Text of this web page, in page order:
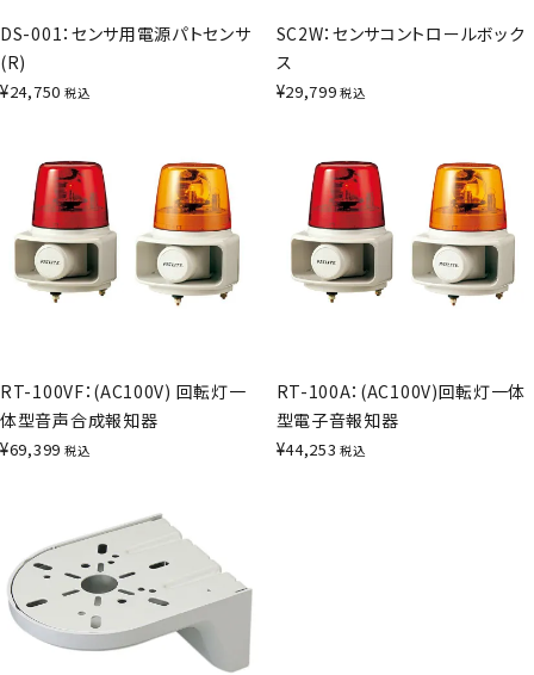
DS-001：センサ用電源パトセンサ
(R)
¥24,750 税込
SC2W：センサコントロールボック
ス
¥29,799 税込
RT-100VF：(AC100V) 回転灯一
体型音声合成報知器
¥69,399 税込
RT-100A：(AC100V)回転灯一体
型電子音報知器
¥44,253 税込